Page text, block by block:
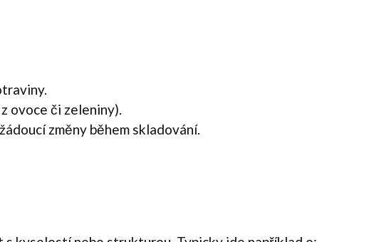
ovoce či zeleniny).
změny během skladování.